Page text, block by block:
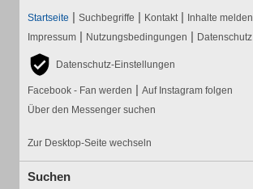
Startseite | Suchbegriffe | Kontakt | Inhalte melden
Impressum | Nutzungsbedingungen | Datenschutz
Datenschutz-Einstellungen
Facebook - Fan werden | Auf Instagram folgen
Über den Messenger suchen
Zur Desktop-Seite wechseln
Suchen